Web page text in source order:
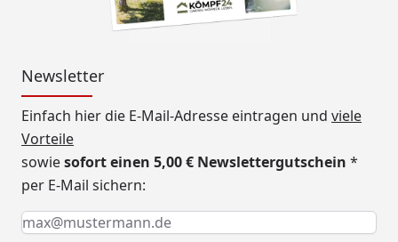
Newsletter
Einfach hier die E-Mail-Adresse eintragen und viele
Vorteile
sowiesofort einen 5,00 € Newslettergutschein *
per E-Mail sichern:
Keine Eingabe erforderlich
Eingabe erforderlich
E-Mail *